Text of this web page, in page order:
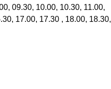
09.30, 10.00, 10.30, 11.00,
17.00, 17.30 , 18.00, 18.30,